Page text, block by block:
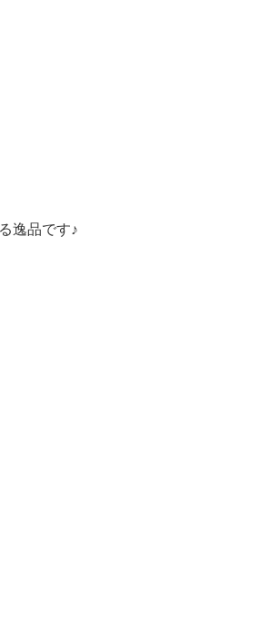
逸品です♪